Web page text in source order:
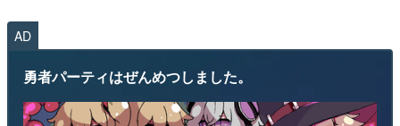
AD
勇者パーティはぜんめつしました。